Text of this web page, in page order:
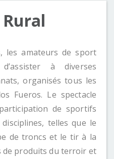
les amateurs de sport
à diverses
organisés tous les
Fueros. Le spectacle
de sportifs
telles que le
de troncs et le tir à la
de produits du terroir et